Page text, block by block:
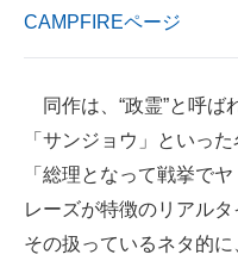
製造業のIT導入・活用を支援
電子設計の基本と応用
CAMPFIREページ
同作は、“政霊”と呼ば
「サンジョウ」といっ
「総理となって戦挙で
レーズが特徴のリアル
その扱っているネタ的